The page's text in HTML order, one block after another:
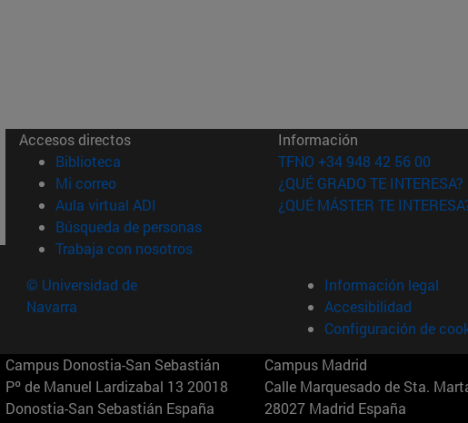
Accesos directos
Biblioteca (abre en nueva ventana)
Mi correo(abre en nueva ventana)
Aula virtual ADI (abre en nueva ventana)
Búsqueda de personas(abre en nueva ventana)
Trabaja con nosotros(abre en nueva ventana)
Información
TFNO +34 948 42 56 00
¿QUÉ GRADO TE INTERESA?
¿QUÉ MÁSTER TE
© Universidad de
Navarra
Información legal
Accesibilidad
Configuración de
Campus Donostia-San Sebastián
Pº de Manuel Lardizabal 13 20018
Donostia-San Sebastián España
Campus Madrid
Calle Marquesado de Sta.
28027 Madrid España